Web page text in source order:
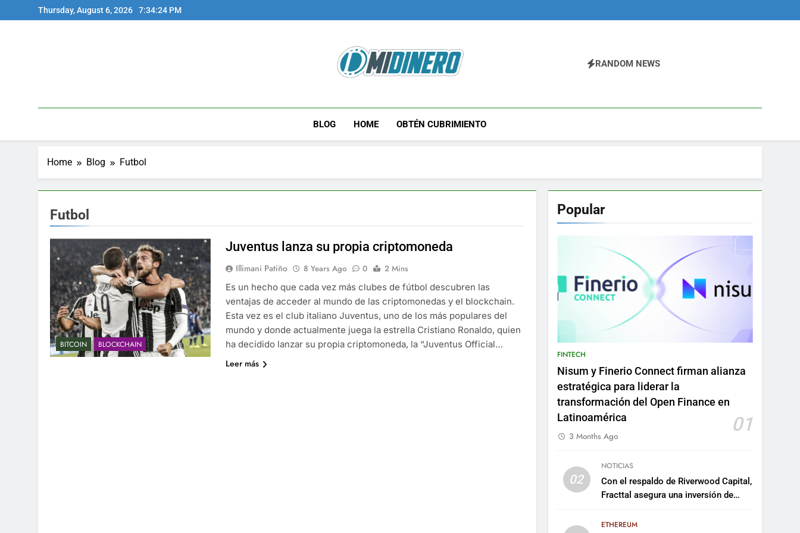
to
Thursday, August 6, 2026 7:34:24 PM
Midinero.co
RANDOM NEWS
BLOG HOME OBTÉN CUBRIMIENTO
Home Blog Futbol
Futbol
BITCOIN BLOCKCHAIN
Juventus lanza su propia criptomoneda
Illimani Patiño 8 Years Ago 0
2 Mins
Es un hecho que cada vez más clubes de fútbol descubren las
ventajas de acceder al mundo de las criptomonedas y el blockchain.
Esta vez es el club italiano Juventus, uno de los más populares del
mundo y donde actualmente juega la estrella Cristiano Ronaldo, quien
ha decidido lanzar su propia criptomoneda, la “Juventus Official…
Leer más
Popular
FINTECH
Nisum y Finerio Connect firman alianza
estratégica para liderar la
transformación del Open Finance en
Latinoamérica
01
3 Months Ago
02
NOTICIAS
Con el respaldo de Riverwood Capital,
Fracttal asegura una inversión de
plataforma
ETHEREUM